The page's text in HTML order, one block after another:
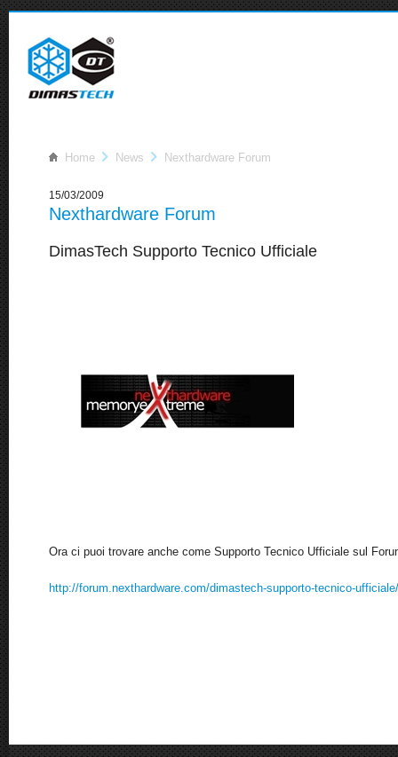
Home News Nexthardware Forum
15/03/2009
Nexthardware Forum
DimasTech Supporto Tecnico Ufficiale
Ora ci puoi trovare anche come Supporto Tecnico Ufficiale sul
http://forum.nexthardware.com/dimastech-supporto-tecnico-ufficiale/